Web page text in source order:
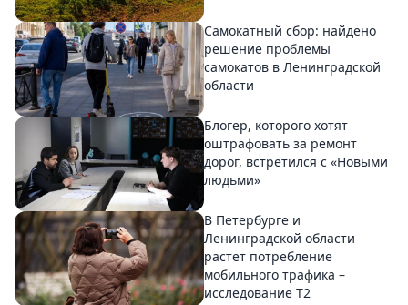
Самокатный сбор: найдено
решение проблемы
самокатов в Ленинградской
области
Блогер, которого хотят
оштрафовать за ремонт
дорог, встретился с «Новыми
людьми»
В Петербурге и
Ленинградской области
растет потребление
мобильного трафика –
исследование T2